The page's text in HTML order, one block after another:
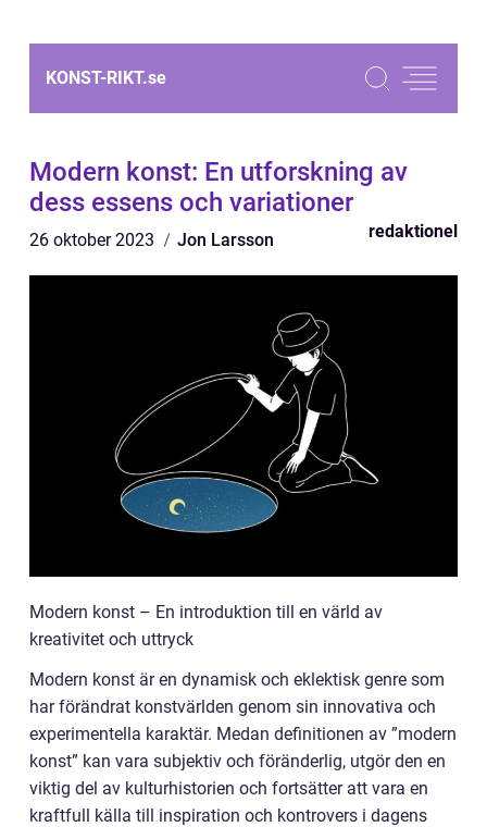
KONST-RIKT.se
Modern konst: En utforskning av
dess essens och variationer
26 oktober 2023 Jon Larsson redaktionel
Modern konst – En introduktion till en värld av
kreativitet och uttryck
Modern konst är en dynamisk och eklektisk genre som
har förändrat konstvärlden genom sin innovativa och
experimentella karaktär. Medan definitionen av ”modern
konst” kan vara subjektiv och föränderlig, utgör den en
viktig del av kulturhistorien och fortsätter att vara en
kraftfull källa till inspiration och kontrovers i dagens